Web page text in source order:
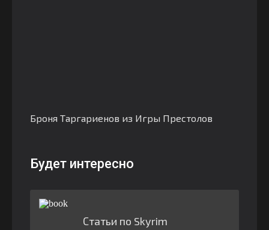
Броня Таргариенов из Игры Престолов
Будет интересно
Статьи по Skyrim